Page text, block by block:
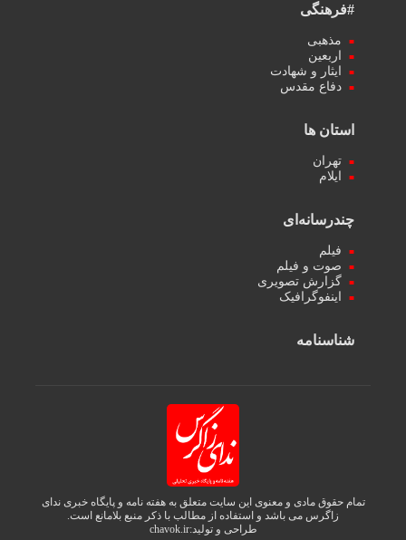
#فرهنگی
مذهبی
اربعین
ایثار و شهادت
دفاع مقدس
استان ها
تهران
ایلام
چندرسانه‌ای
فیلم
صوت و فیلم
گزارش تصویری
اینفوگرافیک
شناسنامه
تمام حقوق مادی و معنوی این سایت متعلق به هفته نامه و پایگاه خبری ندای
زاگرس می باشد و استفاده از مطالب با ذکر منبع بلامانع است.
طراحی و تولید:chavok.ir